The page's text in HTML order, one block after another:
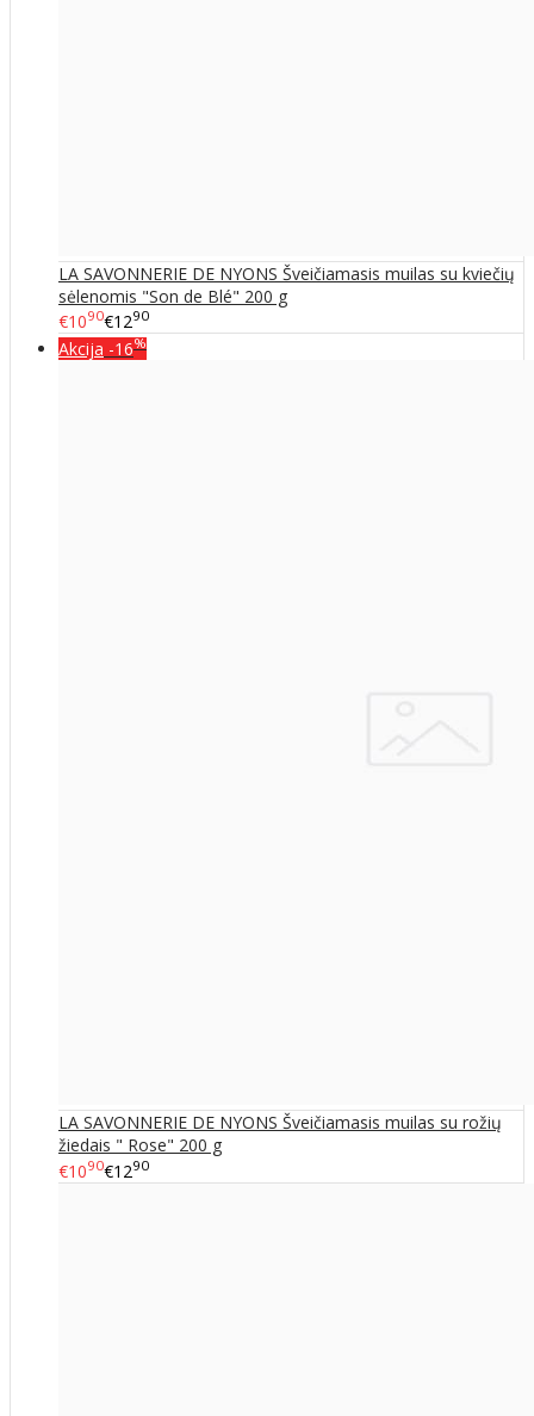
LA SAVONNERIE DE NYONS Šveičiamasis muilas su kviečių
sėlenomis "Son de Blé" 200 g
€1090€1290
Akcija -16%
LA SAVONNERIE DE NYONS Šveičiamasis muilas su rožių
žiedais " Rose" 200 g
€1090€1290